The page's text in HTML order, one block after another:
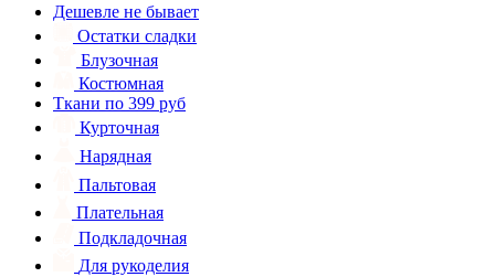
Дешевле не бывает
Остатки сладки
Блузочная
Костюмная
Ткани по 399 руб
Курточная
Нарядная
Пальтовая
Плательная
Подкладочная
Для рукоделия